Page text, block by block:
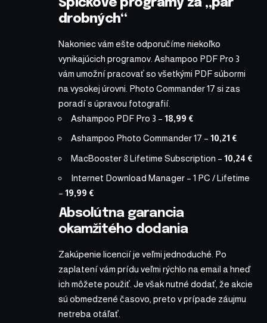
Špičkové programy za „pár
drobných“
Nakoniec vám ešte odporučíme niekoľko
vynikajúcich programov. Ashampoo PDF Pro 3
vám umožní pracovať so všetkými PDF súbormi
na vysokej úrovni. Photo Commander 17 si zas
poradí s úpravou fotografií.
Ashampoo PDF Pro 3 – 18,99 €
Ashampoo Photo Commander 17 – 10,21 €
MacBooster 8 Lifetime Subscription – 10,24 €
Internet Download Manager – 1 PC / Lifetime
– 19,99 €
Absolútna garancia
okamžitého dodania
Zakúpenie licencií je veľmi jednoduché. Po
zaplatení vám prídu veľmi rýchlo na email a hneď
ich môžete použiť. Je však nutné dodať, že akcie
sú obmedzené časovo, preto v prípade záujmu
netreba otáľať.